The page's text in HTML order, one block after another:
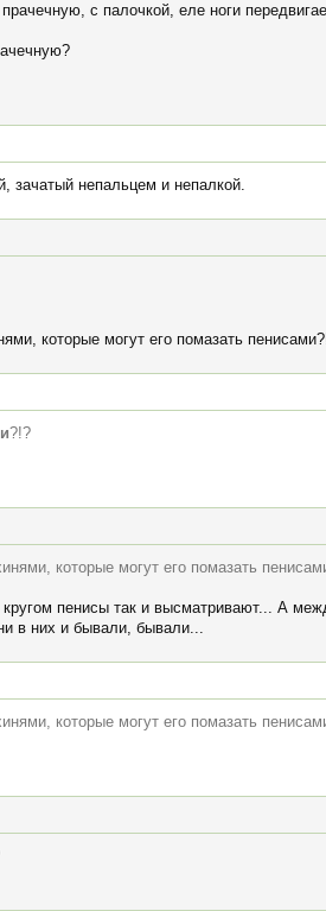
с палочкой, еле ноги
зачатый непальцем и непалкой.
которые могут его помазать
?!?
которые могут его помазать
пенисы так и высматривают... А
в них и бывали, бывали...
которые могут его помазать